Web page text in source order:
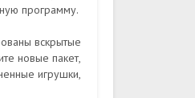
программу.
вскрытые
новые пакет,
игрушки,